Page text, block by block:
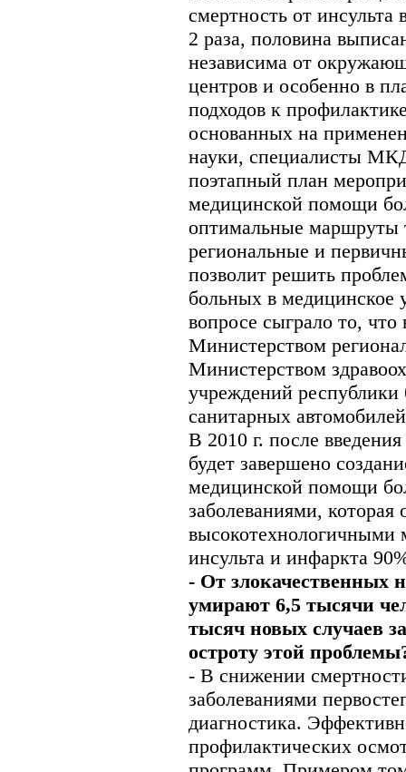
смертность от инсульта
2 раза, половина
независима от
центров и особенно в
подходов к
основанных на
науки, специалисты
поэтапный план
медицинской помощи
оптимальные маршруты
региональные и
позволит решить
больных в
вопросе сыграло то,
Министерством
Министерством
учреждений
санитарных
В 2010 г. после
будет завершено
медицинской помощи
заболеваниями,
высокотехнологичными
инсульта и инфаркта
- От злокачественных
умирают 6,5 тысячи
тысяч новых случаев
остроту этой
- В снижении
заболеваниями
диагностика.
профилактических